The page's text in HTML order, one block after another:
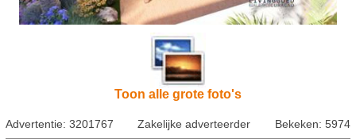
Toon alle grote foto's
Advertentie: 3201767 Zakelijke adverteerder Bekeken: 5974